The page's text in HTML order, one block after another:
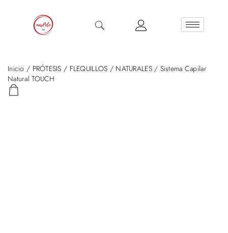
Inicio / PRÓTESIS / FLEQUILLOS / NATURALES/ Sistema Capilar
Natural TOUCH